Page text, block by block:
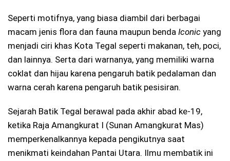
Seperti motifnya, yang biasa diambil dari berbagai
macam jenis flora dan fauna maupun benda Iconic yang
menjadi ciri khas Kota Tegal seperti makanan, teh, poci,
dan lainnya. Serta dari warnanya, yang memiliki warna
coklat dan hijau karena pengaruh batik pedalaman dan
warna cerah karena pengaruh batik pesisiran.
Sejarah Batik Tegal berawal pada akhir abad ke-19,
ketika Raja Amangkurat I (Sunan Amangkurat Mas)
memperkenalkannya kepada pengikutnya saat
menikmati keindahan Pantai Utara. Ilmu membatik ini